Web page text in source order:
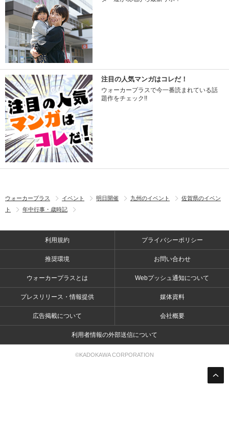
注目の人気マンガはコレだ！
ウォーカープラスで今一番読まれている話
題作をチェック!!
ウォーカープラス イベント 明日開催 九州のイベント
佐賀県のイベン
ト
年中行事・歳時記
利用規約 プライバシーポリシー
推奨環境 お問い合わせ
ウォーカープラスとは Webプッシュ通知について
プレスリリース・情報提供 媒体資料
広告掲載について 会社概要
利用者情報の外部送信について
©KADOKAWA CORPORATION